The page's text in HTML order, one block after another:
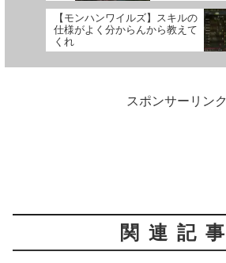
【モンハンワイルズ】スキルの
仕様がよく分からんから教えて
くれ
スポンサーリンク
関連記事